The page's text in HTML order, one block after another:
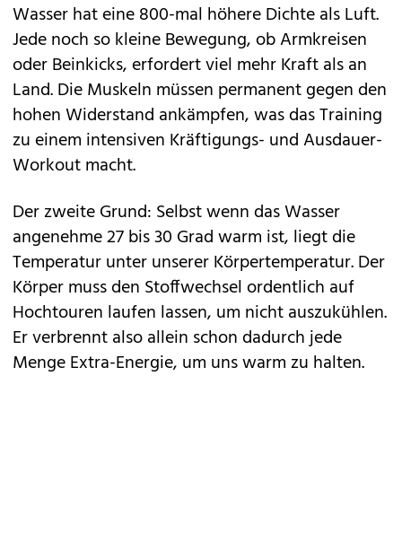
Wasser hat eine 800-mal höhere Dichte als Luft.
Jede noch so kleine Bewegung, ob Armkreisen
oder Beinkicks, erfordert viel mehr Kraft als an
Land. Die Muskeln müssen permanent gegen den
hohen Widerstand ankämpfen, was das Training
zu einem intensiven Kräftigungs- und Ausdauer-
Workout macht.
Der zweite Grund: Selbst wenn das Wasser
angenehme 27 bis 30 Grad warm ist, liegt die
Temperatur unter unserer Körpertemperatur. Der
Körper muss den Stoffwechsel ordentlich auf
Hochtouren laufen lassen, um nicht auszukühlen.
Er verbrennt also allein schon dadurch jede
Menge Extra-Energie, um uns warm zu halten.